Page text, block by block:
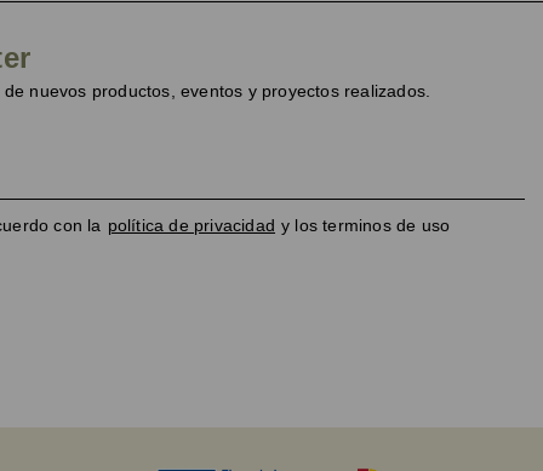
nuevos productos, eventos y proyectos realizados.
con la política de privacidad y los terminos de uso